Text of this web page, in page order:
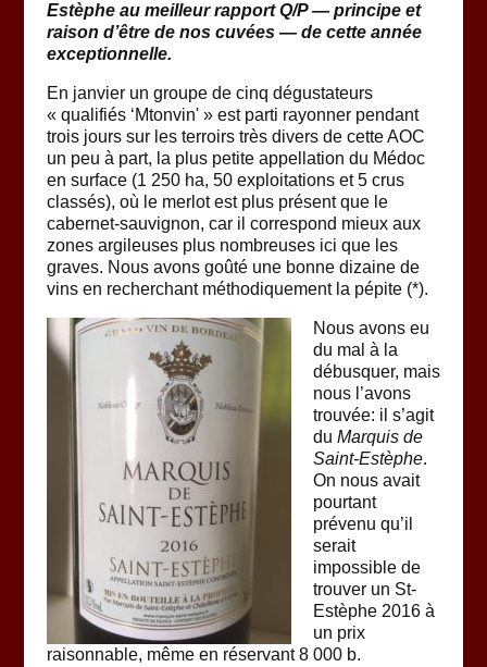
Estèphe au meilleur rapport Q/P — principe et
raison d’être de nos cuvées — de cette année
exceptionnelle.
En janvier un groupe de cinq dégustateurs
« qualifiés ‘Mtonvin' » est parti rayonner pendant
trois jours sur les terroirs très divers de cette AOC
un peu à part, la plus petite appellation du Médoc
en surface (1 250 ha, 50 exploitations et 5 crus
classés), où le merlot est plus présent que le
cabernet-sauvignon, car il correspond mieux aux
zones argileuses plus nombreuses ici que les
graves. Nous avons goûté une bonne dizaine de
vins en recherchant méthodiquement la pépite (*).
Nous avons eu
du mal à la
débusquer, mais
nous l’avons
trouvée: il s’agit
du Marquis de
Saint-Estèphe.
On nous avait
pourtant
prévenu qu’il
serait
impossible de
trouver un St-
Estèphe 2016 à
un prix
raisonnable, même en réservant 8 000 b.